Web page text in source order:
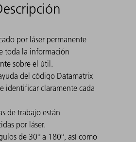
por láser permanente
toda la información
sobre el útil.
del código Datamatrix
identificar claramente cada
de trabajo están
por láser.
de 30° a 180°, así como